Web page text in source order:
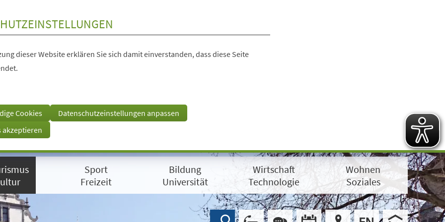
dieser Website erklären Sie sich damit einverstanden, dass diese Seite
Cookies
Datenschutzeinstellungen anpassen
akzeptieren
Sport
Freizeit
Bildung
Universität
Wirtschaft
Technologie
Wohnen
Soziales